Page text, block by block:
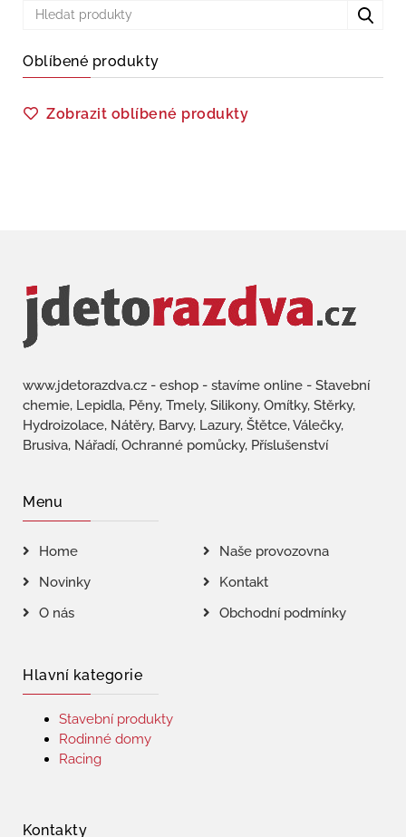
Oblíbené produkty
Zobrazit oblíbené produkty
www.jdetorazdva.cz - eshop - stavíme online - Stavební
chemie, Lepidla, Pěny, Tmely, Silikony, Omítky, Stěrky,
Hydroizolace, Nátěry, Barvy, Lazury, Štětce, Válečky,
Brusiva, Nářadí, Ochranné pomůcky, Příslušenství
Menu
Home
Naše provozovna
Novinky
Kontakt
O nás
Obchodní podmínky
Hlavní kategorie
Stavební produkty
Rodinné domy
Racing
Kontakty